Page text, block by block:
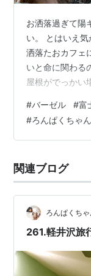
お洒落過ぎて陽
い。 とはいえ
洒落たおカフェ
いと命に関わる
屋根がでっかい
2,000円弱のラ
リュームもあっ
出てきてありが
ほし…
#バーゼル #富
#ろんぱくちゃ
関連ブログ
ろんぱくち
261.軽井沢旅